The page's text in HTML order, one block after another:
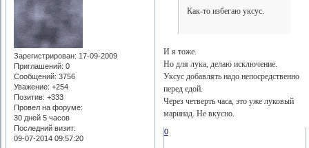
Зарегистрирован: 17-09-2009
Приглашений: 0
Сообщений: 3756
Уважение: +254
Позитив: +333
Провел на форуме:
30 дней 5 часов
Последний визит:
09-07-2014 09:57:20
Как-то избегаю уксус.
И я тоже.
Но для лука, делаю исключение.
Уксус добавлять надо непосредственно
перед едой.
Через четверть часа, это уже луковый
маринад. Не вкусно.
0